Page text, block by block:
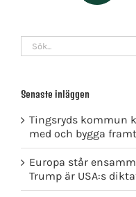
Sök
efter:
Senaste inläggen
Tingsryds kommun
med och bygga
Europa står
Trump är USA:s